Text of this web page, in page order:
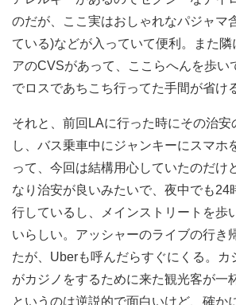
のだが、ここ実はおしゃれなパジャマ
ている)などが入っていて便利。また隣
アのCVSがあって、ここらへんを歩い
でロスであちこち行ってた手間が省け
それと、前回LAに行った時にその治安
し、バス乗車中にジャンキーにスマホ
って、今回は結構用心していたのだけ
なり治安が良いみたいで、夜中でも24
行しているし、メインストリートを歩
いらしい。アッシャーのライブの行き
たが、Uberも呼んだらすぐにくる。カ
がカジノをするために来た観光客が一
というのは逆説的で面白いけど、確か